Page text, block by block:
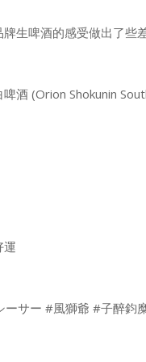
生啤酒的感受做出了
啤酒 (Orion Shokunin
運
サー #風獅爺 #子醉鈞